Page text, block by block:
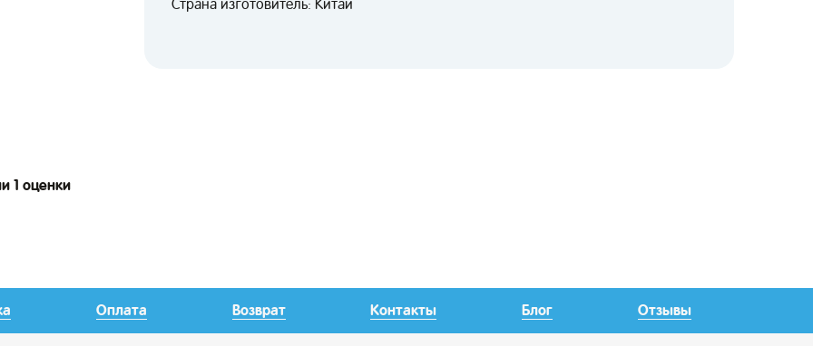
Страна изготовитель: Китай
1 оценки
Оплата Возврат Контакты Блог Отзывы